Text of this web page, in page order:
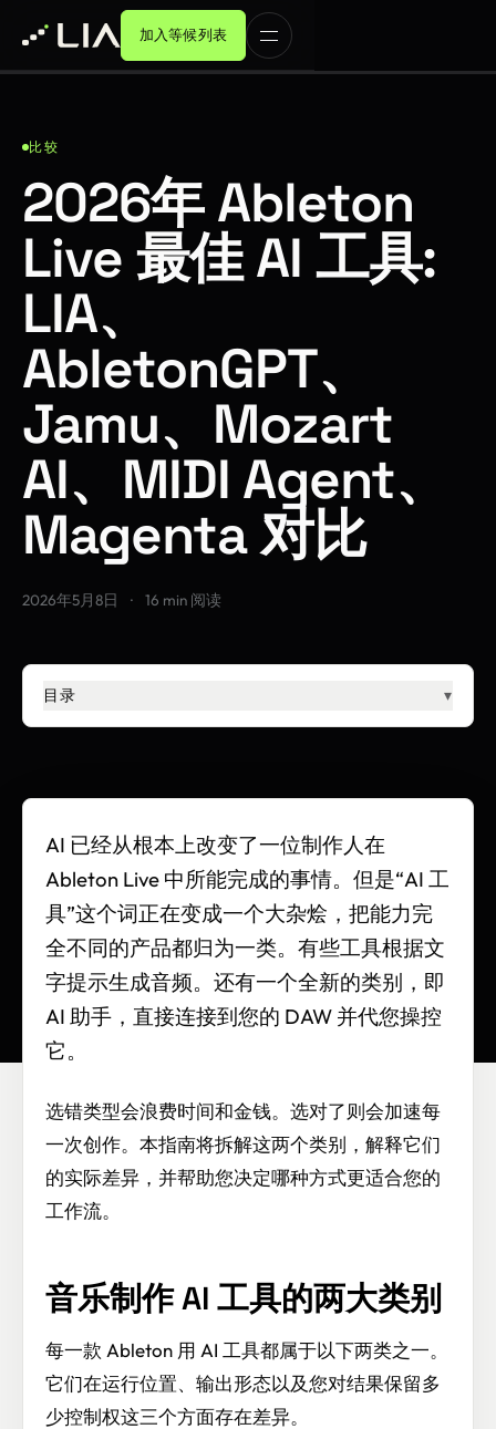
加入等候列表
比较
2026年 Ableton
Live 最佳 AI 工具:
LIA、
AbletonGPT、
Jamu、Mozart
AI、MIDI Agent、
Magenta 对比
2026年5月8日 · 16 min 阅读
目录 ▾
AI 已经从根本上改变了一位制作人在
Ableton Live 中所能完成的事情。但是“AI 工
具”这个词正在变成一个大杂烩，把能力完
全不同的产品都归为一类。有些工具根据文
字提示生成音频。还有一个全新的类别，即
AI 助手，直接连接到您的 DAW 并代您操控
它。
选错类型会浪费时间和金钱。选对了则会加速每
一次创作。本指南将拆解这两个类别，解释它们
的实际差异，并帮助您决定哪种方式更适合您的
工作流。
音乐制作 AI 工具的两大类别
每一款 Ableton 用 AI 工具都属于以下两类之一。
它们在运行位置、输出形态以及您对结果保留多
少控制权这三个方面存在差异。